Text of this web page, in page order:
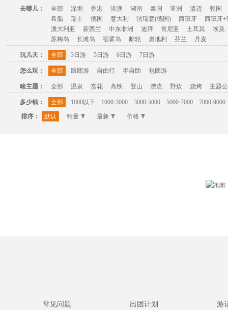
去哪儿： 全部 深圳 香港 港澳 湖南 泰国 亚洲 清迈
韩国
希腊
瑞士 德国 意大利 法瑞意(德国) 西班牙
西班牙+
澳大利亚
新西兰 中东非洲 迪拜 肯尼亚 土耳其
埃及
苏梅岛
长滩岛 宿雾岛 邮轮 奥地利 芬兰 丹麦
玩几天： 全部 3日游 5日游 6日游 7日游
怎么玩： 全部 跟团游 自由行 半自助 包团游
啥主题： 全部 温泉 赏花 高铁 登山 漂流 野炊 烧烤 主题
多少钱： 全部 1000以下 1000-3000 3000-5000 5000-7000
7000-9000
排序：
默认 销量 最新 价格
常见问题
出团计划
游